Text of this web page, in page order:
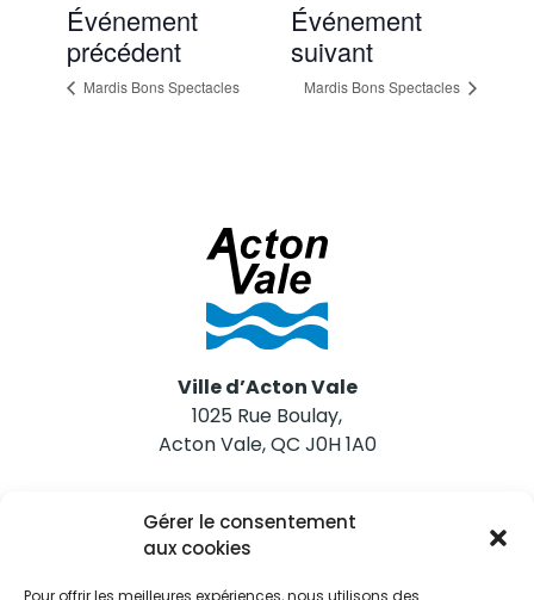
Gérer le consentement
aux cookies
Pour offrir les meilleures expériences, nous utilisons des
Événement
précédent
Mardis Bons Spectacles
Événement
suivant
Mardis Bons Spectacles
Ville d’Acton Vale
1025 Rue Boulay,
Acton Vale, QC J0H 1A0
Nous joindre
Tél. 450 546-2703